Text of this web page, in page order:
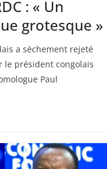
: « Un
grotesque »
a sèchement rejeté
le président congolais
Paul